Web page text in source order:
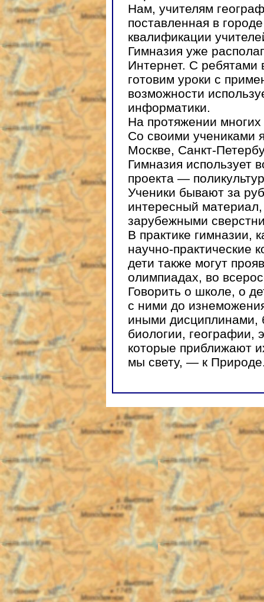
Нам, учителям
поставленная в
квалификации
Гимназия уже
Интернет. С ребятами
готовим уроки с
возможности
информатики.
На протяжении многих
Со своими учениками
Москве, Санкт-
Гимназия использует
проекта —
Ученики бывают за
интересный
зарубежными
В практике гимназии,
научно-практические
дети также могут
олимпиадах, во
Говорить о школе, о
с ними до
иными дисциплинами,
биологии, географии,
которые приближают
мы свету, — к